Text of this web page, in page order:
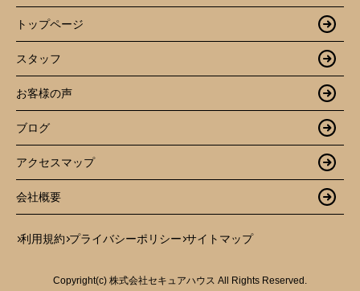
トップページ
スタッフ
お客様の声
ブログ
アクセスマップ
会社概要
利用規約 プライバシーポリシー サイトマップ
Copyright(c) 株式会社セキュアハウス All Rights Reserved.